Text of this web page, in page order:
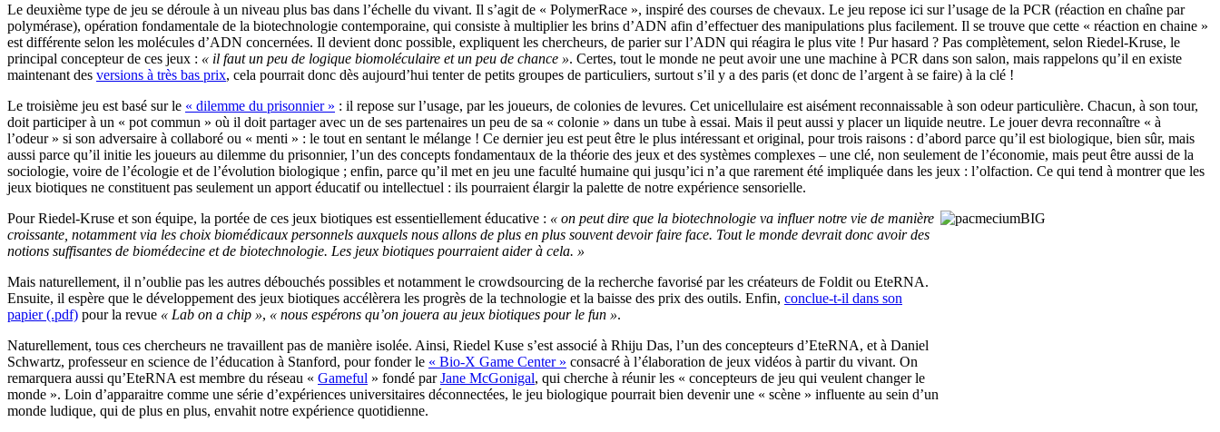
Le deuxième type de jeu se déroule à un niveau plus bas dans l’échelle du vivant. Il s’agit de « PolymerRace », inspiré des courses de chevaux. Le jeu repose ici sur l’usage de la PCR (réaction en chaîne par
polymérase), opération fondamentale de la biotechnologie contemporaine, qui consiste à multiplier les brins d’ADN afin d’effectuer des manipulations plus facilement. Il se trouve que cette « réaction en chaine »
est différente selon les molécules d’ADN concernées. Il devient donc possible, expliquent les chercheurs, de parier sur l’ADN qui réagira le plus vite ! Pur hasard ? Pas complètement, selon Riedel-Kruse, le
principal concepteur de ces jeux : « il faut un peu de logique biomoléculaire et un peu de chance ». Certes, tout le monde ne peut avoir une une machine à PCR dans son salon, mais rappelons qu’il en existe
maintenant des versions à très bas prix, cela pourrait donc dès aujourd’hui tenter de petits groupes de particuliers, surtout s’il y a des paris (et donc de l’argent à se faire) à la clé !
Le troisième jeu est basé sur le « dilemme du prisonnier » : il repose sur l’usage, par les joueurs, de colonies de levures. Cet unicellulaire est aisément reconnaissable à son odeur particulière. Chacun, à son tour,
doit participer à un « pot commun » où il doit partager avec un de ses partenaires un peu de sa « colonie » dans un tube à essai. Mais il peut aussi y placer un liquide neutre. Le jouer devra reconnaître « à
l’odeur » si son adversaire à collaboré ou « menti » : le tout en sentant le mélange ! Ce dernier jeu est peut être le plus intéressant et original, pour trois raisons : d’abord parce qu’il est biologique, bien sûr, mais
aussi parce qu’il initie les joueurs au dilemme du prisonnier, l’un des concepts fondamentaux de la théorie des jeux et des systèmes complexes – une clé, non seulement de l’économie, mais peut être aussi de la
sociologie, voire de l’écologie et de l’évolution biologique ; enfin, parce qu’il met en jeu une faculté humaine qui jusqu’ici n’a que rarement été impliquée dans les jeux : l’olfaction. Ce qui tend à montrer que les
jeux biotiques ne constituent pas seulement un apport éducatif ou intellectuel : ils pourraient élargir la palette de notre expérience sensorielle.
Pour Riedel-Kruse et son équipe, la portée de ces jeux biotiques est essentiellement éducative : « on peut dire que la biotechnologie va influer notre vie de manière
croissante, notamment via les choix biomédicaux personnels auxquels nous allons de plus en plus souvent devoir faire face. Tout le monde devrait donc avoir des
notions suffisantes de biomédecine et de biotechnologie. Les jeux biotiques pourraient aider à cela. »
Mais naturellement, il n’oublie pas les autres débouchés possibles et notamment le crowdsourcing de la recherche favorisé par les créateurs de Foldit ou EteRNA.
Ensuite, il espère que le développement des jeux biotiques accélèrera les progrès de la technologie et la baisse des prix des outils. Enfin, conclue-t-il dans son
papier (.pdf) pour la revue « Lab on a chip », « nous espérons qu’on jouera au jeux biotiques pour le fun ».
Naturellement, tous ces chercheurs ne travaillent pas de manière isolée. Ainsi, Riedel Kuse s’est associé à Rhiju Das, l’un des concepteurs d’EteRNA, et à Daniel
Schwartz, professeur en science de l’éducation à Stanford, pour fonder le « Bio-X Game Center » consacré à l’élaboration de jeux vidéos à partir du vivant. On
remarquera aussi qu’EteRNA est membre du réseau « Gameful » fondé parJane McGonigal, qui cherche à réunir les « concepteurs de jeu qui veulent changer le
monde ». Loin d’apparaitre comme une série d’expériences universitaires déconnectées, le jeu biologique pourrait bien devenir une « scène » influente au sein d’un
monde ludique, qui de plus en plus, envahit notre expérience quotidienne.